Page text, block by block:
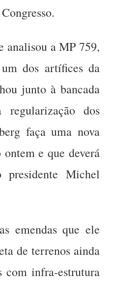
analisou a MP 759,
dos artífices da
junto à bancada
dos
faça uma nova
e que deverá
presidente Michel
emendas que ele
de terrenos ainda
com infra-estrutura